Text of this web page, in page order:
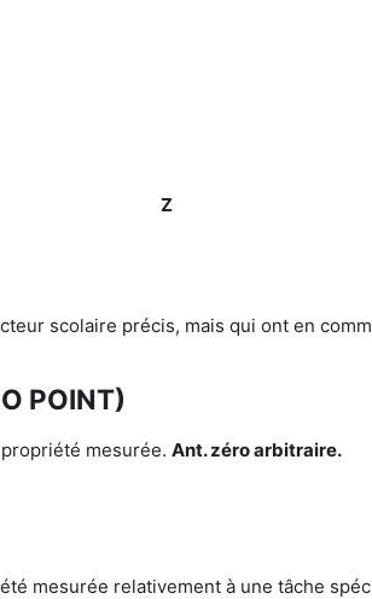
Z
scolaire précis, mais qui ont en
POINT)
mesurée. Ant. zéro arbitraire.
mesurée relativement à une tâche